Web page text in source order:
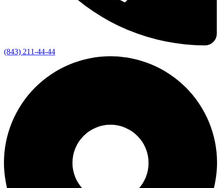
(843) 211-44-44